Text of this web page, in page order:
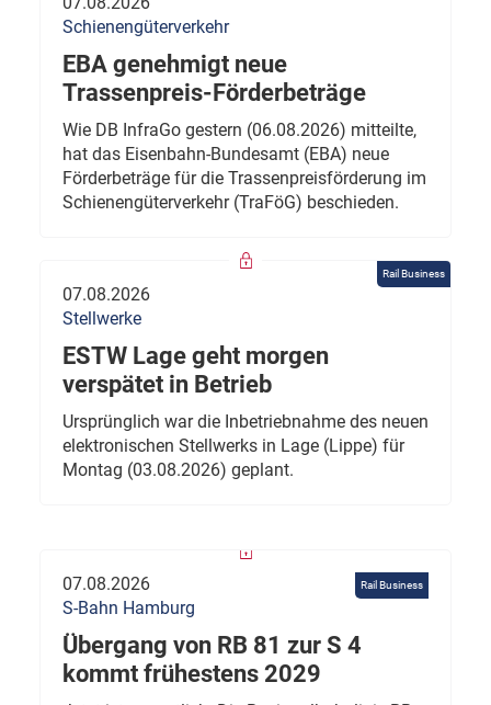
Schienengüterverkehr
EBA genehmigt neue
Trassenpreis-Förderbeträge
Wie DB InfraGo gestern (06.08.2026) mitteilte,
hat das Eisenbahn-Bundesamt (EBA) neue
Förderbeträge für die Trassenpreisförderung im
Schienengüterverkehr (TraFöG) beschieden.
Rail Business
07.08.2026
Stellwerke
ESTW Lage geht morgen
verspätet in Betrieb
Ursprünglich war die Inbetriebnahme des neuen
elektronischen Stellwerks in Lage (Lippe) für
Montag (03.08.2026) geplant.
Rail Business
07.08.2026
S-Bahn Hamburg
Übergang von RB 81 zur S 4
kommt frühestens 2029